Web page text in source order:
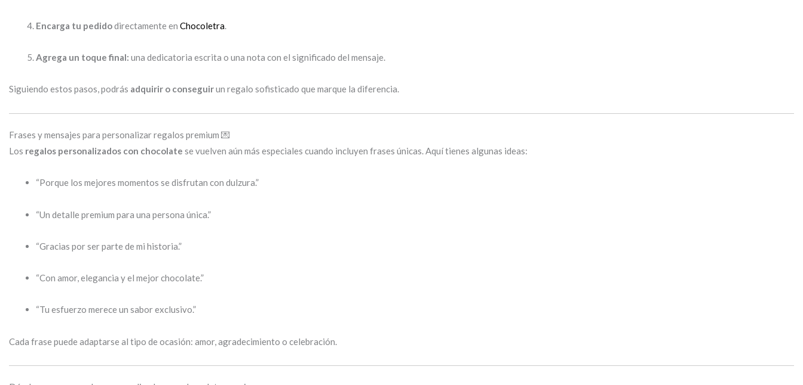
Encarga tu pedidodirectamente en Chocoletra.
Agrega un toque final: una dedicatoria escrita o una nota con el significado del mensaje.
Siguiendo estos pasos, podrás adquirir o conseguirun regalo sofisticado que marque la diferencia.
Frases y mensajes para personalizar regalos premium 💌
Los regalos personalizados con chocolate se vuelven aún más especiales cuando incluyen frases únicas. Aquí tienes algunas ideas:
“Porque los mejores momentos se disfrutan con dulzura.”
“Un detalle premium para una persona única.”
“Gracias por ser parte de mi historia.”
“Con amor, elegancia y el mejor chocolate.”
“Tu esfuerzo merece un sabor exclusivo.”
Cada frase puede adaptarse al tipo de ocasión: amor, agradecimiento o celebración.